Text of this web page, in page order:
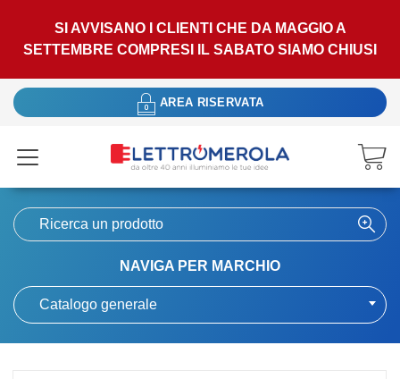
SI AVVISANO I CLIENTI CHE DA MAGGIO A
SETTEMBRE COMPRESI IL SABATO SIAMO CHIUSI
AREA RISERVATA
NAVIGA PER MARCHIO
Catalogo generale